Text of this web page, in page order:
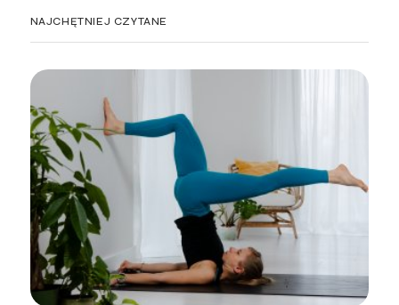
NAJCHĘTNIEJ CZYTANE